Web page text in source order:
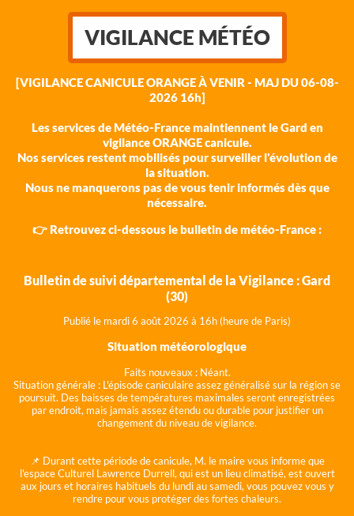
VIGILANCE MÉTÉO
[VIGILANCE CANICULE ORANGE À VENIR - MAJ DU 06-08-
2026 16h]
Les services de Météo-France maintiennent le Gard en
vigilance ORANGE canicule.
Nos services restent mobilisés pour surveiller l'évolution de
la situation.
Nous ne manquerons pas de vous tenir informés dès que
nécessaire.
👉 Retrouvez ci-dessous le bulletin de météo-France :
Bulletin de suivi départemental de la Vigilance : Gard
(30)
Publié le mardi 6 août 2026 à 16h (heure de Paris)
Situation météorologique
Faits nouveaux : Néant.
Situation générale : L'épisode caniculaire assez généralisé sur la région se
poursuit. Des baisses de températures maximales seront enregistrées
par endroit, mais jamais assez étendu ou durable pour justifier un
changement du niveau de vigilance.
📌 Durant cette période de canicule, M. le maire vous informe que
l'espace Culturel Lawrence Durrell, qui est un lieu climatisé, est ouvert
aux jours et horaires habituels du lundi au samedi, vous pouvez vous y
rendre pour vous protéger des fortes chaleurs.